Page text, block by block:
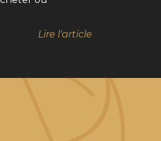
Lire l'article